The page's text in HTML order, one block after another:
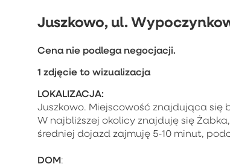
Juszkowo, ul.
Cena nie podlega negocjacji.
1 zdjęcie to wizualizacja
LOKALIZACJA:
Juszkowo. Miejscowość znajdująca się
W najbliższej okolicy znajduję się
średniej dojazd zajmuję 5-10 minut,
DOM: